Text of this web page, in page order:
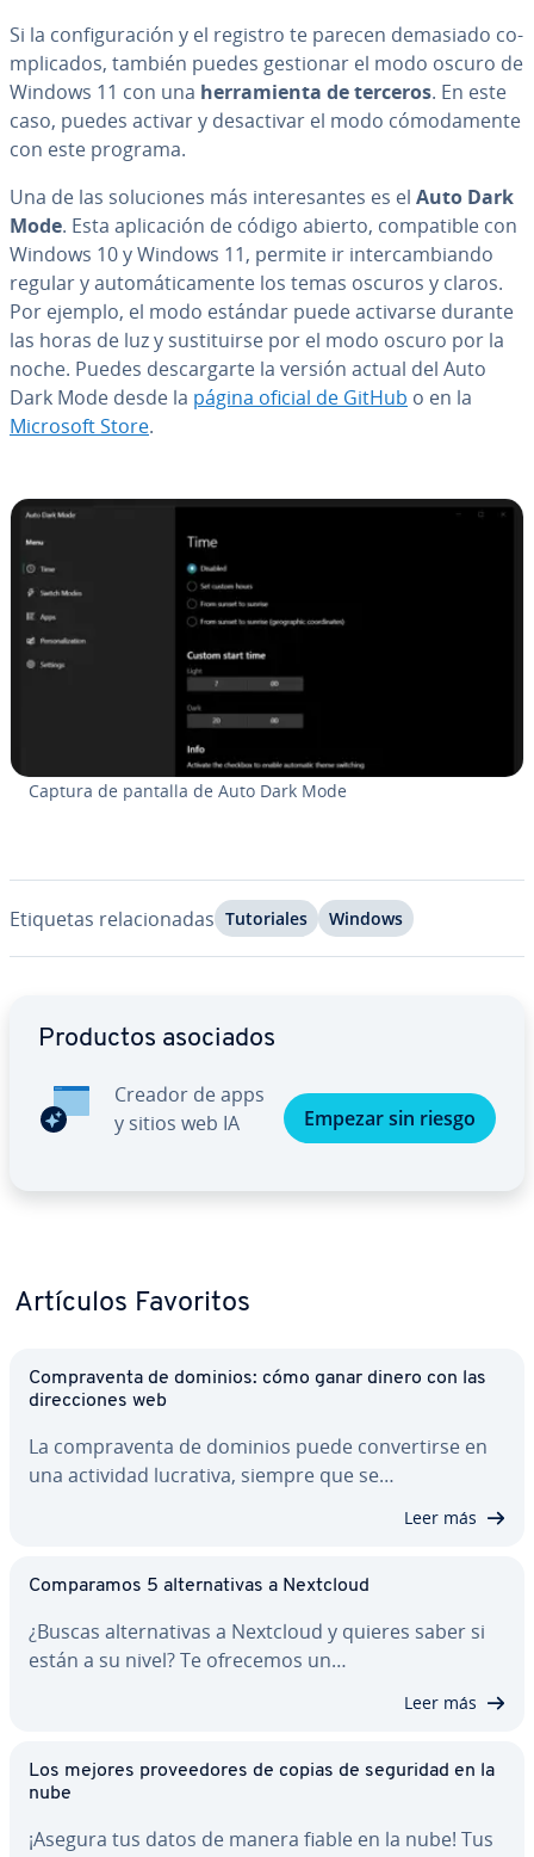
Si la co­n­fi­gu­ra­ción y el registro te parecen demasiado co­
m­pli­ca­dos, también puedes gestionar el modo oscuro de
Windows 11 con una he­rra­mie­n­ta de terceros. En este
caso, puedes activar y des­ac­ti­var el modo có­mo­da­me­n­te
con este programa.
Una de las so­lu­cio­nes más in­te­re­sa­n­tes es el Auto Dark
Mode. Esta apli­ca­ción de código abierto, co­m­pa­ti­ble con
Windows 10 y Windows 11, permite ir in­te­r­ca­m­bia­n­do
regular y au­to­má­ti­ca­me­n­te los temas oscuros y claros.
Por ejemplo, el modo estándar puede activarse durante
las horas de luz y su­s­ti­tui­r­se por el modo oscuro por la
noche. Puedes de­s­ca­r­gar­te la versión actual del Auto
Dark Mode desde la página oficial de GitHub o en la
Microsoft Store.
Captura de pantalla de Auto Dark Mode
Etiquetas re­la­cio­na­das Tu­to­ria­les Windows
Productos asociados
Creador de apps
y sitios web IA
Empezar sin riesgo
Artículos Favoritos
Co­m­pra­ve­n­ta de dominios: cómo ganar dinero con las
di­re­c­cio­nes web
La co­m­pra­ve­n­ta de dominios puede co­n­ve­r­ti­r­se en
una actividad lucrativa, siempre que se…
Leer más
Co­m­pa­ra­mos 5 al­te­r­na­ti­vas a Nextcloud
¿Buscas al­te­r­na­ti­vas a Nextcloud y quieres saber si
están a su nivel? Te ofrecemos un…
Leer más
Los mejores pro­vee­do­res de copias de seguridad en la
nube
¡Asegura tus datos de manera fiable en la nube! Tus